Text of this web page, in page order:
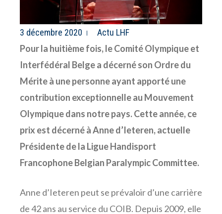
3 décembre 2020 Actu LHF
Pour la huitième fois, le Comité Olympique et
Interfédéral Belge a décerné son Ordre du
Mérite à une personne ayant apporté une
contribution exceptionnelle au Mouvement
Olympique dans notre pays. Cette année, ce
prix est décerné à Anne d’Ieteren, actuelle
Présidente de la Ligue Handisport
Francophone Belgian Paralympic Committee.
Anne d’Ieteren peut se prévaloir d’une carrière
de 42 ans au service du COIB. Depuis 2009, elle